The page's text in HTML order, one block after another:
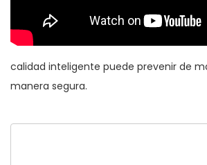
calidad inteligente puede prevenir de
manera segura.